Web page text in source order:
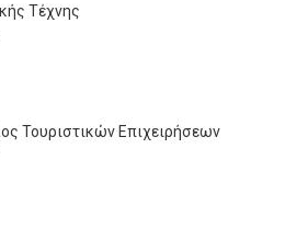
Τέχνης
Τουριστικών Επιχειρήσεων